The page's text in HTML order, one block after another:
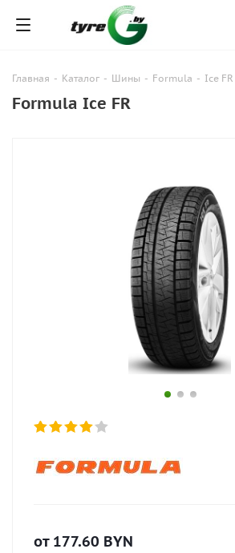
Главная - Каталог - Шины - Formula - Ice FR
Formula Ice FR
от 177.60 BYN